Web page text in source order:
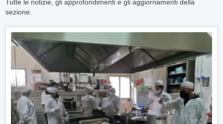
Tutte le notizie, gli approfondimenti e gli aggiornamenti della
sezione.